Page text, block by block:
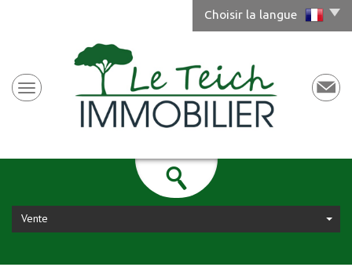
Choisir la langue
Vente